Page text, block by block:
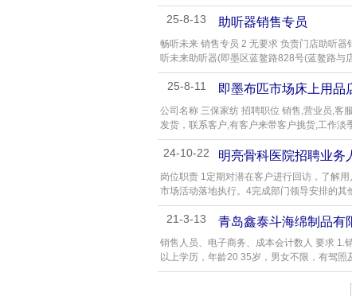
25-8-13 助听器销售专员
畅听未来 销售专员 2 无要求 负责门店助听
听未来助听器(即墨区蓝鳌路828号(蓝鳌路与
25-8-11 即墨布匹市场床上用品
公司名称 三保家纺 招聘职位 销售,营业员,客
发货，联系客户,有客户来带客户挑货,工作淡
24-10-22 明亮骨科医院招聘业务
岗位职责 1定期对潜在客户进行回访，了解
市场活动落地执行。4完成部门领导安排的其
21-3-13 青岛鑫泰斗海绵制品有
销售人员、电子商务、成本会计数人 要求 1.
以上学历，年龄20 35岁，男女不限，有驾照